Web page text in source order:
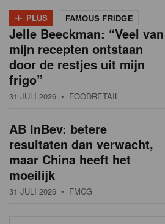
+ PLUS FAMOUS FRIDGE
Jelle Beeckman: “Veel van
mijn recepten ontstaan
door de restjes uit mijn
frigo”
31 JULI 2026 • FOODRETAIL
AB InBev: betere
resultaten dan verwacht,
maar China heeft het
moeilijk
31 JULI 2026 • FMCG